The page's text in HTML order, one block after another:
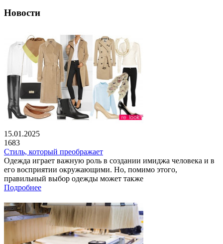
Новости
15.01.2025
1683
Стиль, который преображает
Одежда играет важную роль в создании имиджа человека и в
его восприятии окружающими. Но, помимо этого,
правильный выбор одежды может также
Подробнее